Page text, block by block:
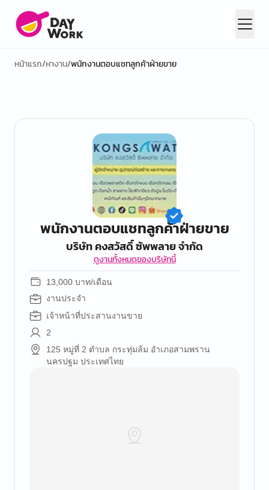
หน้าแรก/หางาน/พนักงานตอบแชทลูกค้าฝ่ายขาย
พนักงานตอบแชทลูกค้าฝ่ายขาย
บริษัท คงสวัสดิ์ ซัพพลาย จำกัด
ดูงานทั้งหมดของบริษัทนี้
13,000 บาท/เดือน
งานประจำ
เจ้าหน้าที่ประสานงานขาย
2
125 หมู่ที่ 2 ตำบล กระทุ่มล้ม อำเภอสามพราน
นครปฐม ประเทศไทย